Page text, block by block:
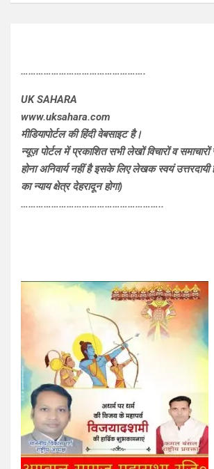
………………………………………….
UK SAHARA
www.uksahara.com
मीडियापोर्टल की हिंदी वेबसाइट है।
न्यूज़ पोर्टल में प्रकाशित सभी लेखों विचारों व
होना अनिवार्य नहीं है इसके लिए लेखक स्वयं उत्तरदायी
का न्याय क्षेत्र देहरादून होगा)
………………………………………………..